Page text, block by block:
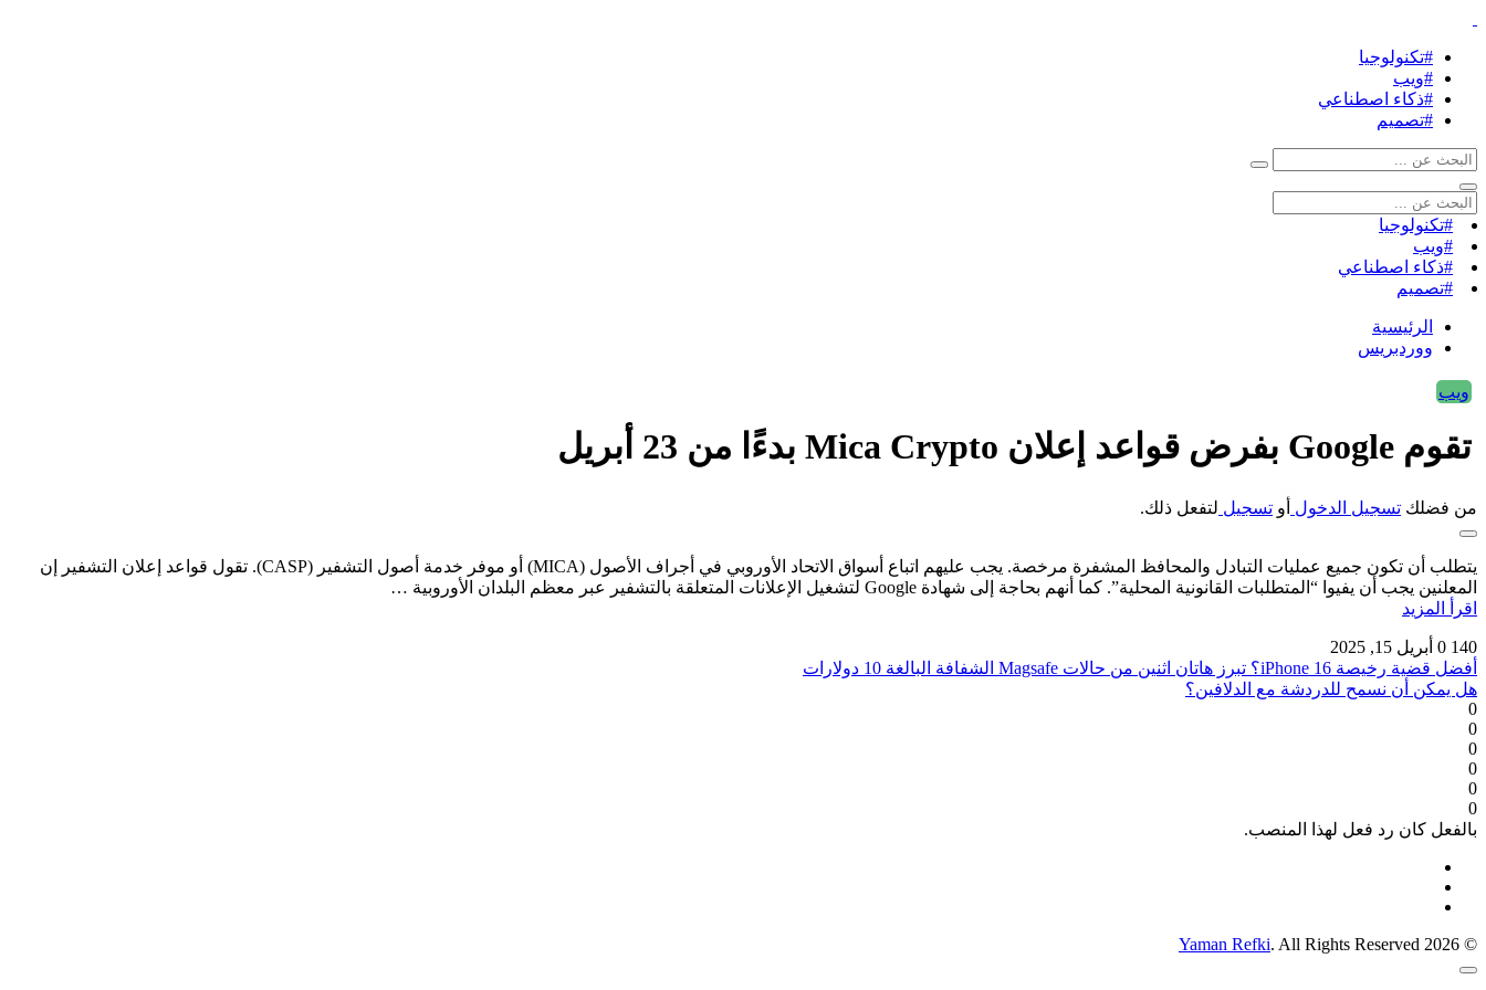
#تكنولوجيا
#ويب
#ذكاء اصطناعي
#تصميم
#تكنولوجيا
#ويب
#ذكاء اصطناعي
#تصميم
الرئيسية
ووردبريس
ويب
تقوم Google بفرض قواعد إعلان Mica Crypto بدءًا من 23 أبريل
من فضلك تسجيل الدخول أو تسجيل لتفعل ذلك.
يتطلب أن تكون جميع عمليات التبادل والمحافظ المشفرة مرخصة. يجب عليهم اتباع أسواق الاتحاد الأوروبي في أجراف الأصول (MICA) أو موفر خدمة أصول التشفير (CASP). تقول قواعد إعلان التشفير إن
المعلنين يجب أن يفيوا “المتطلبات القانونية المحلية”. كما أنهم بحاجة إلى شهادة Google لتشغيل الإعلانات المتعلقة بالتشفير عبر معظم البلدان الأوروبية …
اقرأ المزيد
140
0 أبريل 15, 2025
أفضل قضية رخيصة iPhone 16؟ تبرز هاتان اثنين من حالات Magsafe الشفافة البالغة 10 دولارات
هل يمكن أن نسمح للدردشة مع الدلافين؟
0
0
0
0
0
0
بالفعل كان رد فعل لهذا المنصب.
© 2026
Yaman Refki. All Rights Reserved